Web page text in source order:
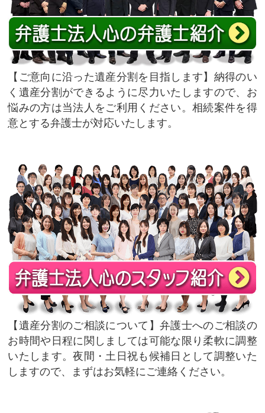
ご意向に沿った遺産分割を目指します
納得のい
く遺産分割ができるように尽力いたしますので、お
悩みの方は当法人をご利用ください。相続案件を得
意とする弁護士が対応いたします。
遺産分割のご相談について
弁護士へのご相談の
お時間や日程に関しましては可能な限り柔軟に調整
いたします。夜間・土日祝も候補日として調整いた
しますので、まずはお気軽にご連絡ください。